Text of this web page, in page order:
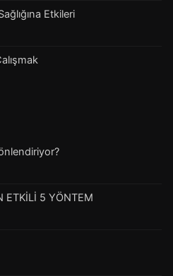
Etkileri
ETKİLİ 5 YÖNTEM